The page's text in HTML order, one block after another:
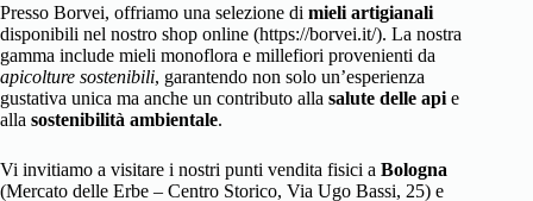
Presso Borvei, offriamo una selezione di mieli artigianali
disponibili nel nostro shop online (https://borvei.it/). La nostra
gamma include mieli monoflora e millefiori provenienti da
apicolture sostenibili, garantendo non solo un’esperienza
gustativa unica ma anche un contributo alla salute delle api e
alla sostenibilità ambientale.
Vi invitiamo a visitare i nostri punti vendita fisici a Bologna
(Mercato delle Erbe – Centro Storico, Via Ugo Bassi, 25) e